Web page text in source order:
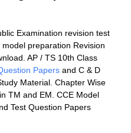
Examination revision test
preparation Revision
AP / TS 10th Class
Papers and C & D
Material. Chapter Wise
TM and EM. CCE Model
Test Question Papers